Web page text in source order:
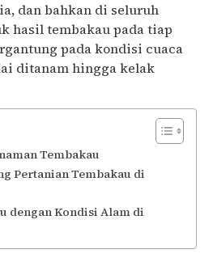
dan bahkan di seluruh
hasil tembakau pada tiap
pada kondisi cuaca
ditanam hingga kelak
Tembakau
Pertanian Tembakau di
dengan Kondisi Alam di